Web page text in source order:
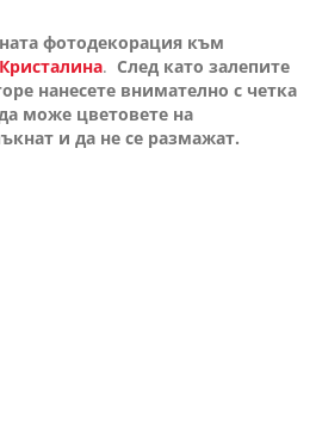
фотодекорация към
Кристалина. След като залепите
нанесете внимателно с четка
може цветовете на
и да не се размажат.